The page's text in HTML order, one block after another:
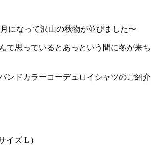
になって沢山の秋物が並びました〜
て思っているとあっという間に冬が来ち
ンドカラーコーデュロイシャツのご紹介
イズ L )